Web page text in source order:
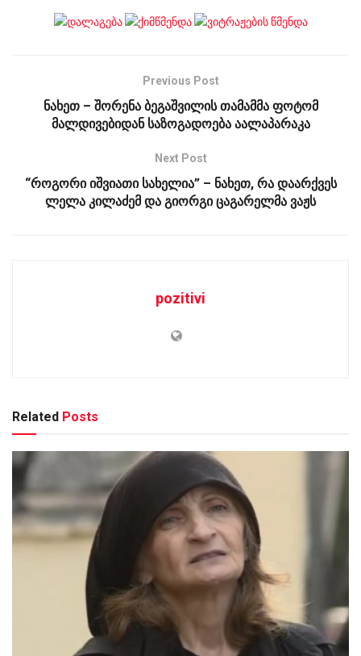
Previous Post
ნახეთ – შორენა ბეგაშვილის თამამმა ფოტომ
მალდივებიდან საზოგადოება აალაპარაკა
Next Post
“როგორი იშვიათი სახელია” – ნახეთ, რა დაარქვეს
ლელა კილაძემ და გიორგი ცაგარელმა ვაჟს
pozitivi
Related Posts